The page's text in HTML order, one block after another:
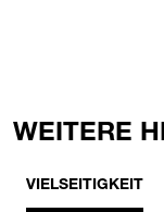
WEITERE
VIELSEITIGKEIT